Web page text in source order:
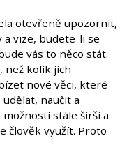
otevřeně upozornit,
vize, budete-li se
vás to něco stát.
než kolik jich
nové věci, které
naučit a
stále širší a
člověk využít. Proto